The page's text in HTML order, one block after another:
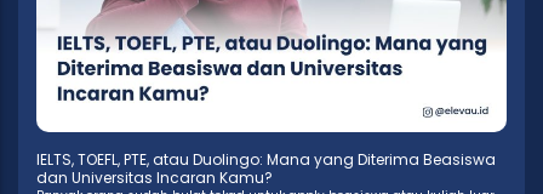
IELTS, TOEFL, PTE, atau Duolingo: Mana yang Diterima Beasiswa
dan Universitas Incaran Kamu?